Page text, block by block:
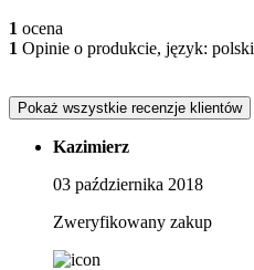
1 ocena
1 Opinie o produkcie, język: polski
Pokaż wszystkie recenzje klientów
Kazimierz
03 października 2018
Zweryfikowany zakup